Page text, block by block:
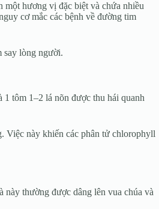
một hương vị đặc biệt và chứa nhiều
cơ mắc các bệnh về đường tim
say lòng người.
tôm 1–2 lá nõn được thu hái quanh
Việc này khiến các phân tử chlorophyll
thường được dâng lên vua chúa và